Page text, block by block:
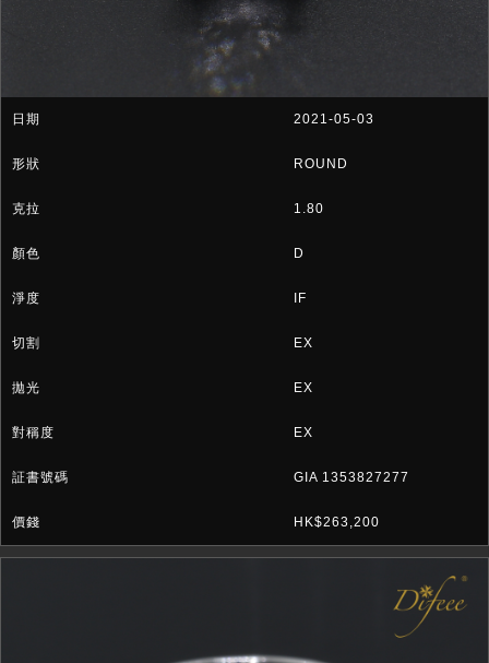
2021-05-03
ROUND
1.80
D
IF
EX
EX
EX
GIA 1353827277
HK$263,200